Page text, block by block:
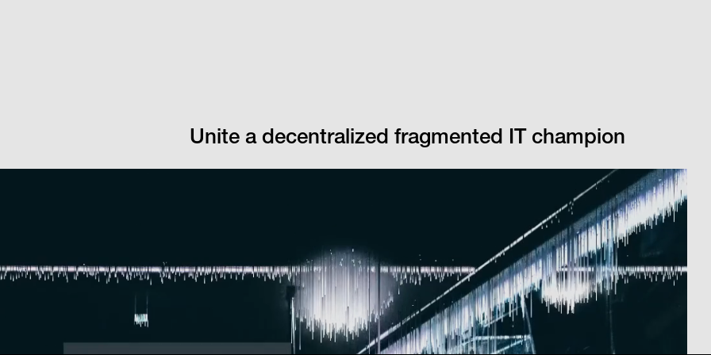
Unite a decentralized fragmented IT champion